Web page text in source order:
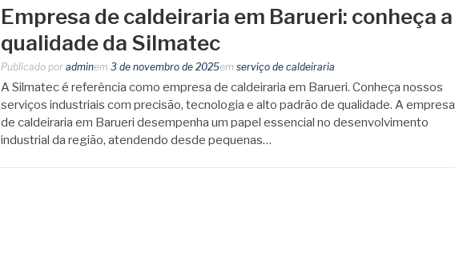
Empresa de caldeiraria em Barueri: conheça a
qualidade da Silmatec
Publicado por adminem 3 de novembro de 2025em serviço de caldeiraria
A Silmatec é referência como empresa de caldeiraria em Barueri. Conheça nossos
serviços industriais com precisão, tecnologia e alto padrão de qualidade. A empresa
de caldeiraria em Barueri desempenha um papel essencial no desenvolvimento
industrial da região, atendendo desde pequenas…